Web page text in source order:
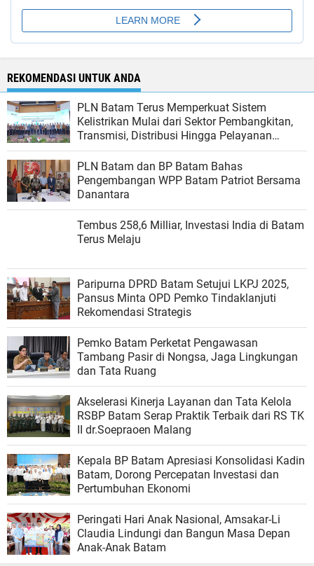
REKOMENDASI UNTUK ANDA
PLN Batam Terus Memperkuat Sistem
Kelistrikan Mulai dari Sektor Pembangkitan,
Transmisi, Distribusi Hingga Pelayanan
Pelanggan.
PLN Batam dan BP Batam Bahas
Pengembangan WPP Batam Patriot Bersama
Danantara
Tembus 258,6 Milliar, Investasi India di Batam
Terus Melaju
Paripurna DPRD Batam Setujui LKPJ 2025,
Pansus Minta OPD Pemko Tindaklanjuti
Rekomendasi Strategis
Pemko Batam Perketat Pengawasan
Tambang Pasir di Nongsa, Jaga Lingkungan
dan Tata Ruang
Akselerasi Kinerja Layanan dan Tata Kelola
RSBP Batam Serap Praktik Terbaik dari RS TK
II dr.Soepraoen Malang
Kepala BP Batam Apresiasi Konsolidasi Kadin
Batam, Dorong Percepatan Investasi dan
Pertumbuhan Ekonomi
Peringati Hari Anak Nasional, Amsakar-Li
Claudia Lindungi dan Bangun Masa Depan
Anak-Anak Batam